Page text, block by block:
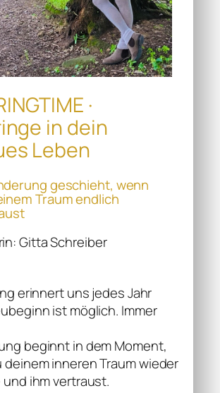
·
in dein
Leben
geschieht, wenn
Traum endlich
Gitta Schreiber
erinnert uns jedes Jahr
ist möglich. Immer
beginnt in dem Moment,
deinem inneren Traum wieder
ihm vertraust.